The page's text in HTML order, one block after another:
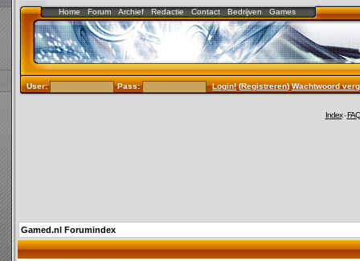
Home Forum Archief Redactie Contact Bedrijven Games
User: Pass: Login!(Registreren)Wachtwoord
Index-FAQ
Gamed.nl Forumindex